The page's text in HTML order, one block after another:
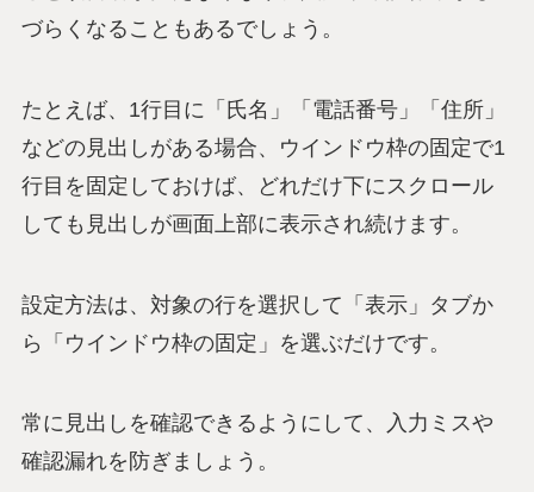
づらくなることもあるでしょう。
たとえば、1行目に「氏名」「電話番号」「住所」
などの見出しがある場合、ウインドウ枠の固定で1
行目を固定しておけば、どれだけ下にスクロール
しても見出しが画面上部に表示され続けます。
設定方法は、対象の行を選択して「表示」タブか
ら「ウインドウ枠の固定」を選ぶだけです。
常に見出しを確認できるようにして、入力ミスや
確認漏れを防ぎましょう。